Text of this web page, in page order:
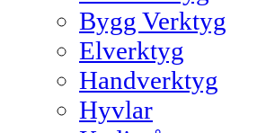
Bygg Verktyg
Elverktyg
Handverktyg
Hyvlar